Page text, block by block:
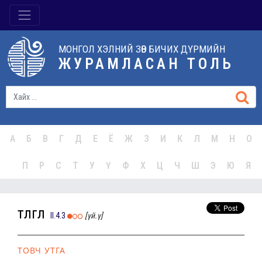
МОНГОЛ ХЭЛНИЙ ЗӨВ БИЧИХ ДҮРМИЙН
ЖУРАМЛАСАН ТОЛЬ
А Б В Г Д Е Ё Ж З И К Л М Н О
П Р С Т У Ү Ф Х Ц Ч Ш Э Ю Я
төлгөл II.4.3 [үй.ү]
ТОВЧ УТГА